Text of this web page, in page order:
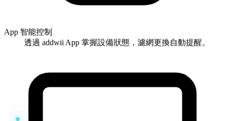
App 智能控制
透過 addwii App 掌握設備狀態，濾網更換自動提醒。